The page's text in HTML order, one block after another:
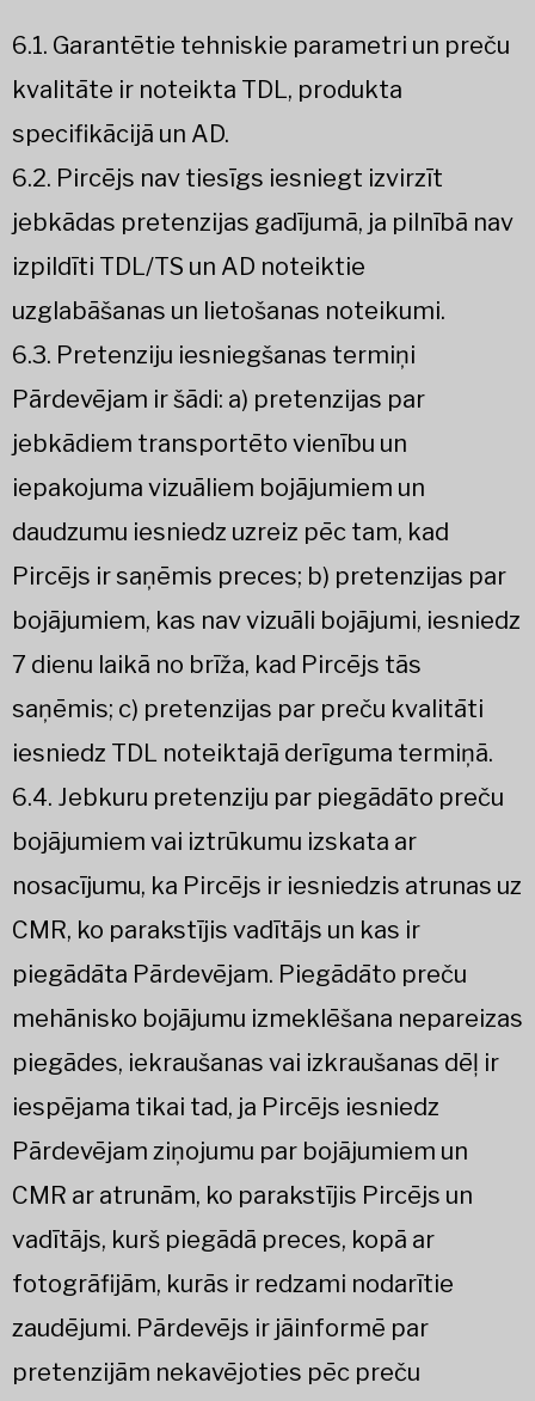
6.1. Garantētie tehniskie parametri un preču
kvalitāte ir noteikta TDL, produkta
specifikācijā un AD.
6.2. Pircējs nav tiesīgs iesniegt izvirzīt
jebkādas pretenzijas gadījumā, ja pilnībā nav
izpildīti TDL/TS un AD noteiktie
uzglabāšanas un lietošanas noteikumi.
6.3. Pretenziju iesniegšanas termiņi
Pārdevējam ir šādi: a) pretenzijas par
jebkādiem transportēto vienību un
iepakojuma vizuāliem bojājumiem un
daudzumu iesniedz uzreiz pēc tam, kad
Pircējs ir saņēmis preces; b) pretenzijas par
bojājumiem, kas nav vizuāli bojājumi, iesniedz
7 dienu laikā no brīža, kad Pircējs tās
saņēmis; c) pretenzijas par preču kvalitāti
iesniedz TDL noteiktajā derīguma termiņā.
6.4. Jebkuru pretenziju par piegādāto preču
bojājumiem vai iztrūkumu izskata ar
nosacījumu, ka Pircējs ir iesniedzis atrunas uz
CMR, ko parakstījis vadītājs un kas ir
piegādāta Pārdevējam. Piegādāto preču
mehānisko bojājumu izmeklēšana nepareizas
piegādes, iekraušanas vai izkraušanas dēļ ir
iespējama tikai tad, ja Pircējs iesniedz
Pārdevējam ziņojumu par bojājumiem un
CMR ar atrunām, ko parakstījis Pircējs un
vadītājs, kurš piegādā preces, kopā ar
fotogrāfijām, kurās ir redzami nodarītie
zaudējumi. Pārdevējs ir jāinformē par
pretenzijām nekavējoties pēc preču